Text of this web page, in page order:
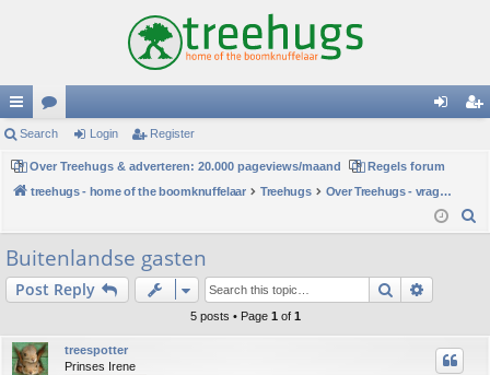
ui
ck
lin
ks
or
u
m
s
in
Search Login Register
Over Treehugs & adverteren: 20.000 pageviews/maand
Regels forum
treehugs - home of the boomknuffelaar
Treehugs
Over Treehugs - vragen en ideeën
h
Buitenlandse gasten
Post Reply Search
5 posts • Page 1 of 1
treespotter
Prinses Irene